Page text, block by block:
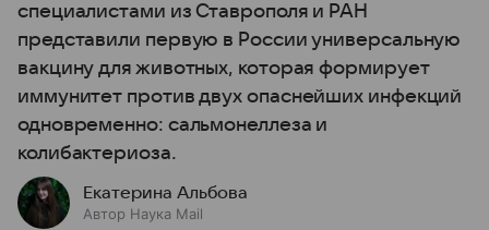
специалистами из Ставрополя и РАН
представили первую в России универсальную
вакцину для животных, которая формирует
иммунитет против двух опаснейших инфекций
одновременно: сальмонеллеза и
колибактериоза.
Екатерина Альбова
Автор Наука Mail